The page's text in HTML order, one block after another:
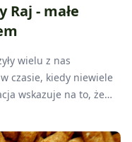
Raj - małe
wielu z nas
czasie, kiedy niewiele
wskazuje na to, że
sadownicze,